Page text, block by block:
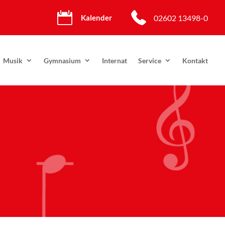
 Kalender 02602 13498-0
Musik Gymnasium Internat Service Kontakt